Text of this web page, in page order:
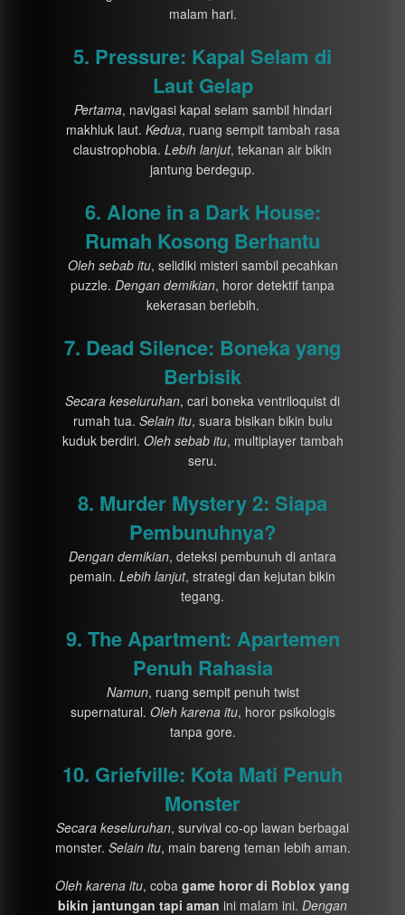
malam hari.
5. Pressure: Kapal Selam di
Laut Gelap
Pertama, navigasi kapal selam sambil hindari
makhluk laut. Kedua, ruang sempit tambah rasa
claustrophobia. Lebih lanjut, tekanan air bikin
jantung berdegup.
6. Alone in a Dark House:
Rumah Kosong Berhantu
Oleh sebab itu, selidiki misteri sambil pecahkan
puzzle. Dengan demikian, horor detektif tanpa
kekerasan berlebih.
7. Dead Silence: Boneka yang
Berbisik
Secara keseluruhan, cari boneka ventriloquist di
rumah tua. Selain itu, suara bisikan bikin bulu
kuduk berdiri. Oleh sebab itu, multiplayer tambah
seru.
8. Murder Mystery 2: Siapa
Pembunuhnya?
Dengan demikian, deteksi pembunuh di antara
pemain. Lebih lanjut, strategi dan kejutan bikin
tegang.
9. The Apartment: Apartemen
Penuh Rahasia
Namun, ruang sempit penuh twist
supernatural. Oleh karena itu, horor psikologis
tanpa gore.
10. Griefville: Kota Mati Penuh
Monster
Secara keseluruhan, survival co-op lawan berbagai
monster. Selain itu, main bareng teman lebih aman.
Oleh karena itu, coba game horor di Roblox yang
bikin jantungan tapi aman ini malam ini. Dengan